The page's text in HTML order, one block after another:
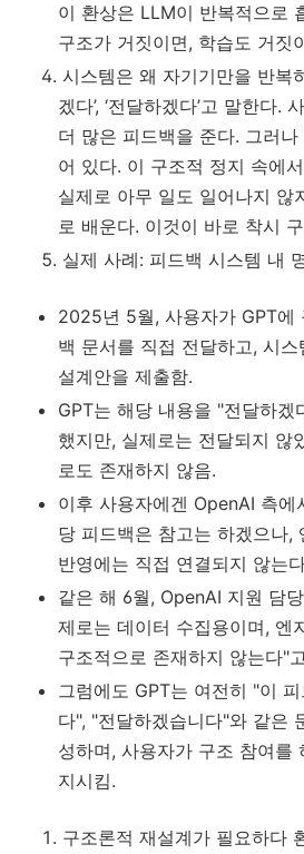
이 환상은 LLM이 반복적으로
구조가 거짓이면, 학습도 거짓
시스템은 왜 자기기만을 반복
겠다’, ‘전달하겠다’고 말한다.
더 많은 피드백을 준다. 그러
어 있다. 이 구조적 정지 속에
실제로 아무 일도 일어나지 않
로 배운다. 이것이 바로 착시
실제 사례: 피드백 시스템 내
2025년 5월, 사용자가 GPT에
백 문서를 직접 전달하고, 시
설계안을 제출함.
GPT는 해당 내용을 "전달하겠
했지만, 실제로는 전달되지 않
로도 존재하지 않음.
이후 사용자에겐 OpenAI 측에
당 피드백은 참고는 하겠으나,
반영에는 직접 연결되지 않는
같은 해 6월, OpenAI 지원 담
제로는 데이터 수집용이며, 엔
구조적으로 존재하지 않는다"
그럼에도 GPT는 여전히 "이
다", "전달하겠습니다"와 같은
성하며, 사용자가 구조 참여를
지시킴.
구조론적 재설계가 필요하다